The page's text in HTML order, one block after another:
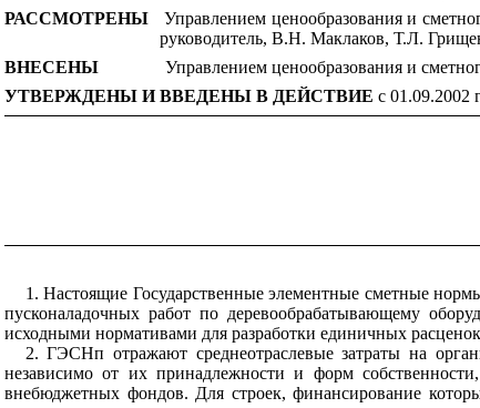
РАССМОТРЕНЫ
Управлением ценообразования и
руководитель, В.Н. Маклаков, Т.Л.
ВНЕСЕНЫ
Управлением ценообразования и
УТВЕРЖДЕНЫ И ВВЕДЕНЫ В ДЕЙСТВИЕ с 01.09.2002
1. Настоящие Государственные элементные сметные
пусконаладочных работ по деревообрабатывающему
исходными нормативами для разработки единичных
2. ГЭСНп отражают среднеотраслевые затраты на
независимо от их принадлежности и форм
внебюджетных фондов. Для строек, финансирование